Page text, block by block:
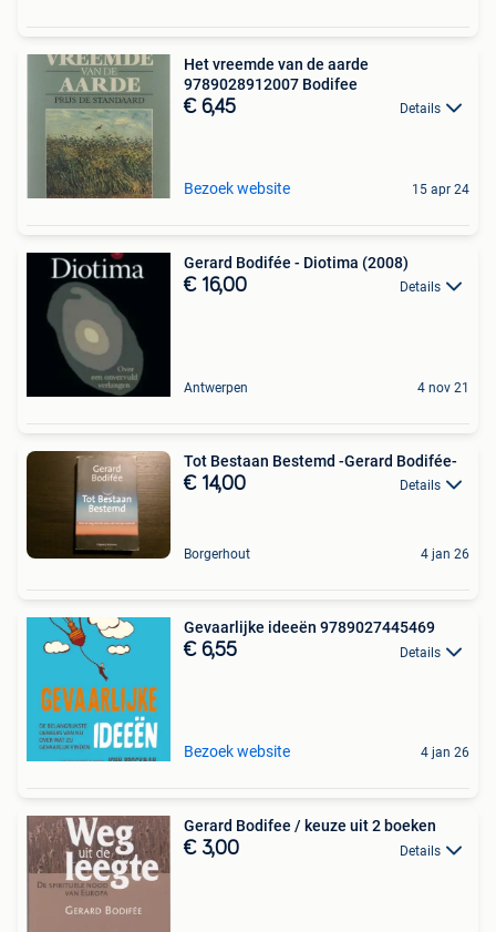
Het vreemde van de aarde
9789028912007 Bodifee
€ 6,45 Details
Bezoek website 15 apr 24
Gerard Bodifée - Diotima (2008)
€ 16,00 Details
Antwerpen 4 nov 21
Tot Bestaan Bestemd -Gerard Bodifée-
€ 14,00 Details
Borgerhout 4 jan 26
Gevaarlijke ideeën 9789027445469
€ 6,55 Details
Bezoek website 4 jan 26
Gerard Bodifee / keuze uit 2 boeken
€ 3,00 Details